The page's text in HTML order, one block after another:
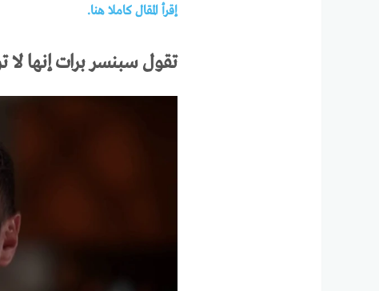
إقرأ المقال كاملا هنا.
تقول سبنسر برات إنها لا